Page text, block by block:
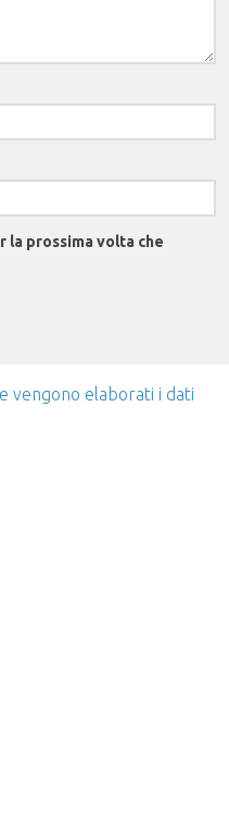
la prossima volta che
vengono elaborati i dati